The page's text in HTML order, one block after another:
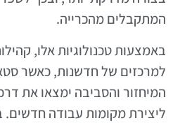
המתקבלים מהכרייה.
באמצעות טכנולוגיות אלו,
למרכזים של חדשנות, כאשר
המיחזור והסביבה ימצאו את
ליצירת מקומות עבודה חדשים.